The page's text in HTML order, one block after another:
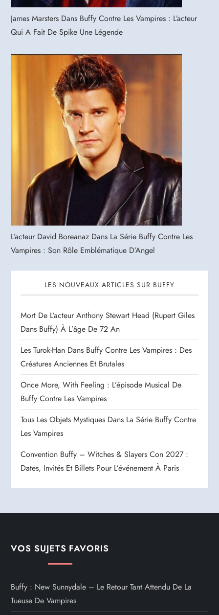
James Marsters Dans Buffy Contre Les Vampires : L’acteur
Qui A Fait De Spike Une Légende
L’acteur David Boreanaz Dans La Série Buffy Contre Les
Vampires : Son Rôle Emblématique D’Angel
LES NOUVEAUX ARTICLES SUR BUFFY
Mort De L’acteur Anthony Stewart Head (Rupert Giles
Dans Buffy) À L’âge De 72 An
Les Turok-Han Dans Buffy Contre Les Vampires : Des
Créatures Anciennes Et Brutales
Once More, With Feeling : L’épisode Musical De
Buffy Contre Les Vampires
Tous Les Objets Mystiques Dans La Série Buffy Contre
Les Vampires
Convention Buffy – Witches & Slayers Con 2027 :
Dates, Invités Et Billets Pour L’événement À Paris
VOS SUJETS FAVORIS
Buffy : New Sunnydale – Le Retour Tant Attendu De La
Tueuse De Vampires